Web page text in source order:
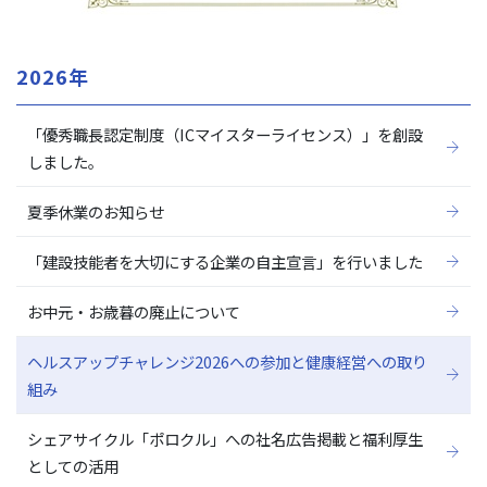
2026年
「優秀職長認定制度（ICマイスターライセンス）」を創設
しました。
夏季休業のお知らせ
「建設技能者を大切にする企業の自主宣言」を行いました
お中元・お歳暮の廃止について
ヘルスアップチャレンジ2026への参加と健康経営への取り
組み
シェアサイクル「ポロクル」への社名広告掲載と福利厚生
としての活用